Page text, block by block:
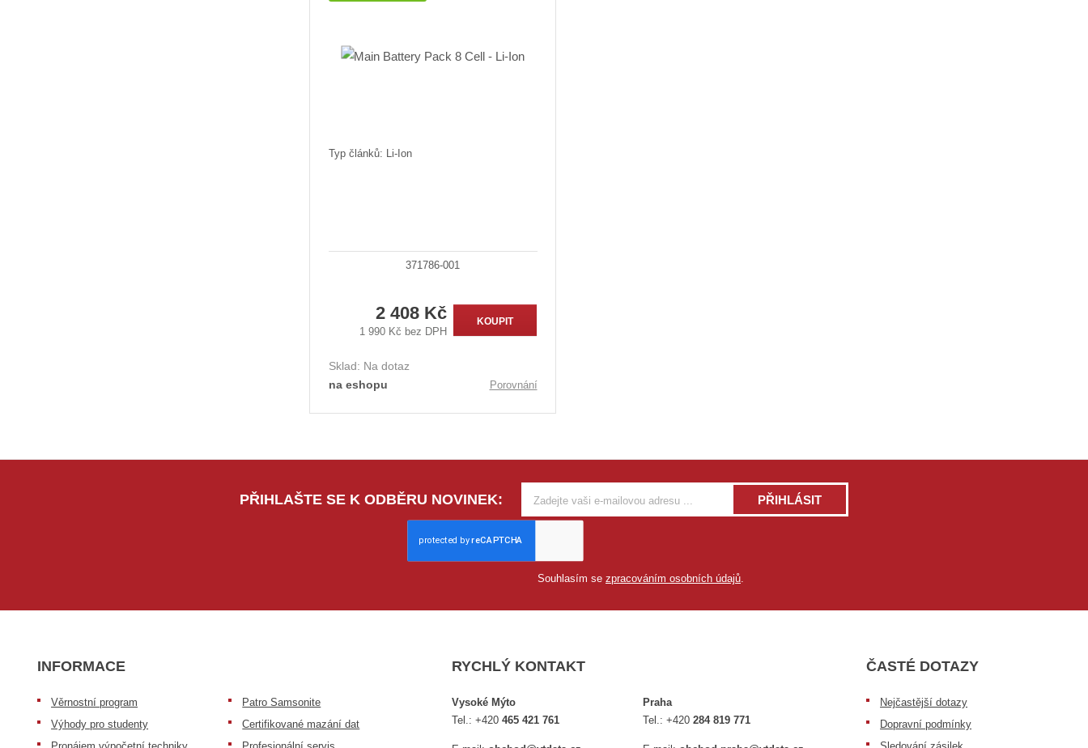
Typ článků: Li-Ion
371786-001
2 408 Kč
1 990 Kč bez DPH
KOUPIT
Sklad: Na dotaz
na eshopu
Porovnání
PŘIHLAŠTE SE K ODBĚRU NOVINEK: PŘIHLÁSIT
Souhlasím se zpracováním osobních údajů.
INFORMACE
Věrnostní program
Výhody pro studenty
Patro Samsonite
Certifikované mazání dat
RYCHLÝ KONTAKT
Vysoké Mýto
Tel.:+420465 421 761
Praha
Tel.:+420284 819 771
ČASTÉ DOTAZY
Nejčastější dotazy
Dopravní podmínky